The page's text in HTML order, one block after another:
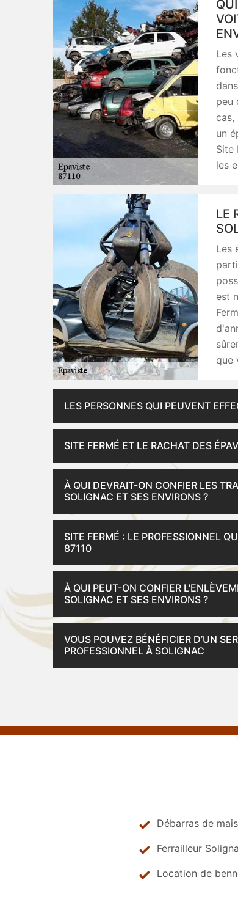
Les
peu
un
Site
les
LE
Les
est
que
LES PERSONNES QUI PEUVENT
SITE FERMÉ ET LE RACHAT DES
À QUI DEVRAIT-ON CONFIER LES
SOLIGNAC ET SES ENVIRONS ?
SITE FERMÉ : LE PROFESSIONNEL
87110
À QUI PEUT-ON CONFIER
SOLIGNAC ET SES ENVIRONS ?
VOUS POUVEZ BÉNÉFICIER D’UN
PROFESSIONNEL À SOLIGNAC
Débarras de
Ferrailleur
Location de